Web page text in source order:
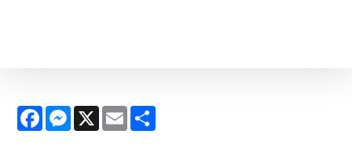
FacebookMessenger
X Email